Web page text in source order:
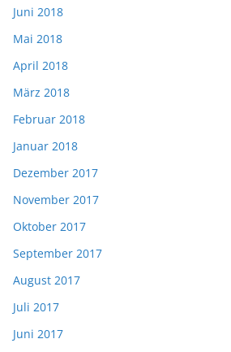
Juni 2018
Mai 2018
April 2018
März 2018
Februar 2018
Januar 2018
Dezember 2017
November 2017
Oktober 2017
September 2017
August 2017
Juli 2017
Juni 2017